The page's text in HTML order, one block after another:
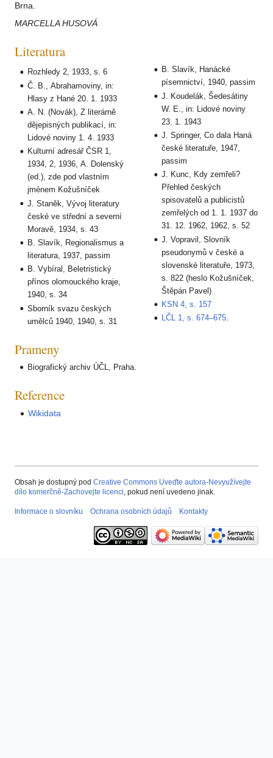
Brna.
MARCELLA HUSOVÁ
Literatura
Rozhledy 2, 1933, s. 6
Č. B., Abrahamoviny, in:
Hlasy z Hané 20. 1. 1933
A. N. (Novák), Z literárně
dějepisných publikací, in:
Lidové noviny 1. 4. 1933
Kulturní adresář ČSR 1,
1934, 2, 1936, A. Dolenský
(ed.), zde pod vlastním
jménem Kožušníček
J. Staněk, Vývoj literatury
české ve střední a severní
Moravě, 1934, s. 43
B. Slavík, Regionalismus a
literatura, 1937, passim
B. Vybíral, Beletristický
přínos olomouckého kraje,
1940, s. 34
Sborník svazu českých
umělců 1940, 1940, s. 31
B. Slavík, Hanácké
písemnictví, 1940, passim
J. Koudelák, Šedesátiny
W. E., in: Lidové noviny
23. 1. 1943
J. Springer, Co dala Haná
české literatuře, 1947,
passim
J. Kunc, Kdy zemřeli?
Přehled českých
spisovatelů a publicistů
zemřelých od 1. 1. 1937 do
31. 12. 1962, 1962, s. 52
J. Vopravil, Slovník
pseudonymů v české a
slovenské literatuře, 1973,
s. 822 (heslo Kožušníček,
Štěpán Pavel)
KSN 4, s. 157
LČL 1, s. 674–675.
Prameny
Biografický archiv ÚČL, Praha.
Reference
Wikidata
Obsah je dostupný pod Creative Commons Uveďte autora-Nevyužívejte
dílo komerčně-Zachovejte licenci, pokud není uvedeno jinak.
Informace o slovníku Ochrana osobních údajů Kontakty